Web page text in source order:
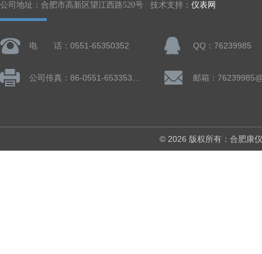
公司地址：合肥市高新区望江西路520号 技术支持： 仪表网
电 话：0551-65350352 QQ：76239985
公司传真：86-0551-65335324 邮箱：
© 2026 版权所有：合肥康